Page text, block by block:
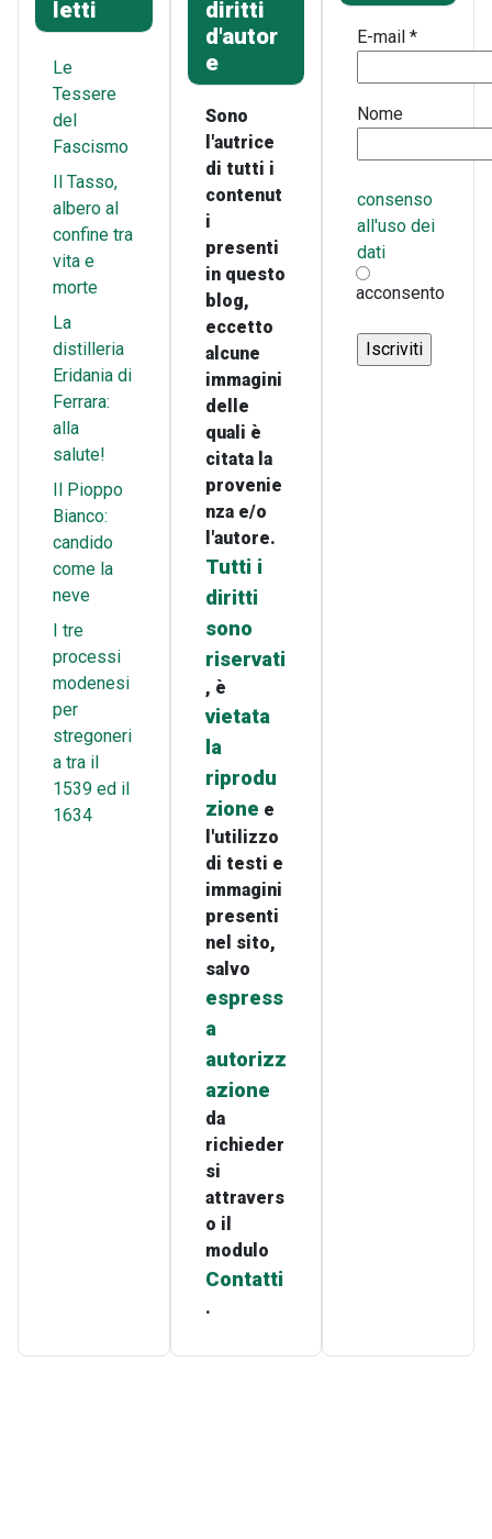
letti
Le
Tessere
del
Fascismo
Il Tasso,
albero al
confine tra
vita e
morte
La
distilleria
Eridania di
Ferrara:
alla
salute!
Il Pioppo
Bianco:
candido
come la
neve
I tre
processi
modenesi
per
stregoneri
a tra il
1539 ed il
1634
diritti
d'autor
e
Sono
l'autrice
di tutti i
contenut
i
presenti
in questo
blog,
eccetto
alcune
immagini
delle
quali è
citata la
provenie
nza e/o
l'autore.
Tutti i
diritti
sono
riservati
, è
vietata
la
riprodu
zione e
l'utilizzo
di testi e
immagini
presenti
nel sito,
salvo
espress
a
autorizz
azione
da
richieder
si
attravers
o il
modulo
Contatti
.
E-mail*
Nome
consenso
all'uso dei
dati
acconsento